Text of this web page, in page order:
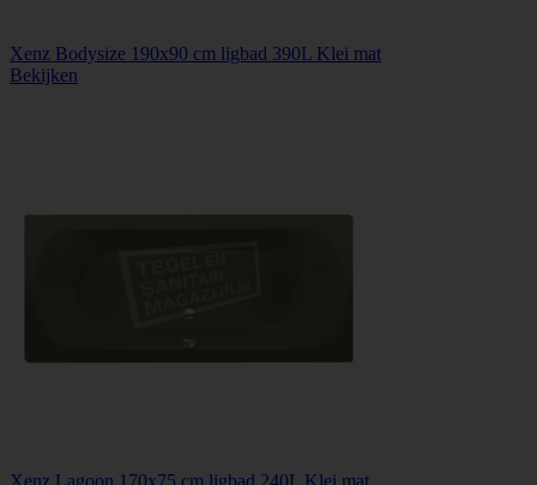
Xenz Bodysize 190x90 cm ligbad 390L Klei mat
Bekijken
Xenz Lagoon 170x75 cm ligbad 240L Klei mat